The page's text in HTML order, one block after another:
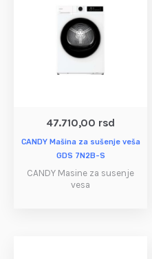
47.710,00 rsd
CANDY Mašina za sušenje veša
GDS 7N2B-S
CANDY Masine za susenje
vesa